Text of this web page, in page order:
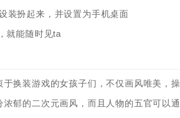
装扮起来，并设置为手机桌面
就能随时见ta
于换装游戏的女孩子们，不仅画风唯美，
浓郁的二次元画风，而且人物的五官可以